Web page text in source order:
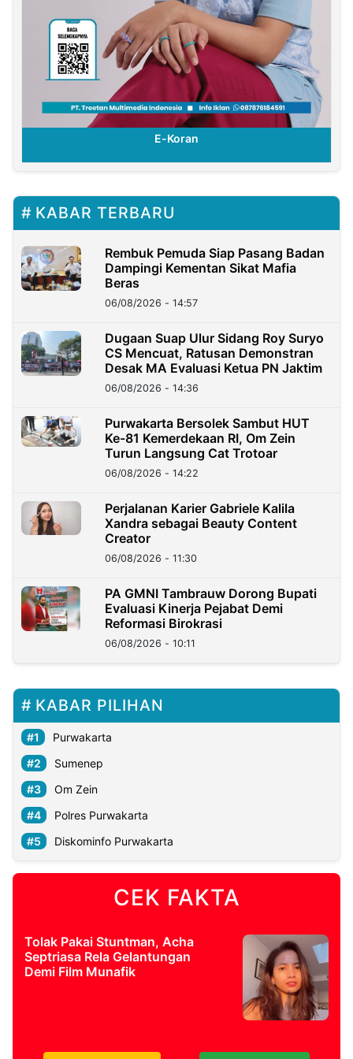
E-Koran
KABAR TERBARU
Rembuk Pemuda Siap Pasang Badan
Dampingi Kementan Sikat Mafia
Beras
06/08/2026 - 14:57
Dugaan Suap Ulur Sidang Roy Suryo
CS Mencuat, Ratusan Demonstran
Desak MA Evaluasi Ketua PN Jaktim
06/08/2026 - 14:36
Purwakarta Bersolek Sambut HUT
Ke-81 Kemerdekaan RI, Om Zein
Turun Langsung Cat Trotoar
06/08/2026 - 14:22
Perjalanan Karier Gabriele Kalila
Xandra sebagai Beauty Content
Creator
06/08/2026 - 11:30
PA GMNI Tambrauw Dorong Bupati
Evaluasi Kinerja Pejabat Demi
Reformasi Birokrasi
06/08/2026 - 10:11
KABAR PILIHAN
Purwakarta
Sumenep
Om Zein
Polres Purwakarta
Diskominfo Purwakarta
CEK FAKTA
Tolak Pakai Stuntman, Acha
Septriasa Rela Gelantungan
Demi Film Munafik